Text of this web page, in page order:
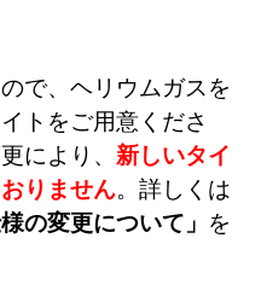
で、ヘリウムガスを
トをご用意くださ
により、新しいタイ
りません。詳しくは
の変更について」 を